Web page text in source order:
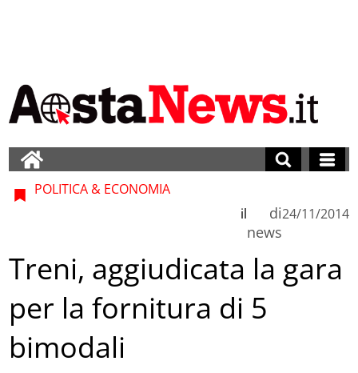
POLITICA & ECONOMIA
di
news
il 24/11/2014
Treni, aggiudicata la gara
per la fornitura di 5
bimodali